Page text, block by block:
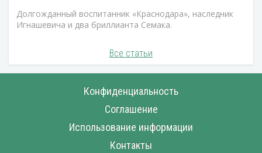
Долгожданный воспитанник «Краснодара», наследник
Игнашевича и два бриллианта Семака.
Все статьи
Конфиденциальность
Соглашение
Использование информации
Контакты